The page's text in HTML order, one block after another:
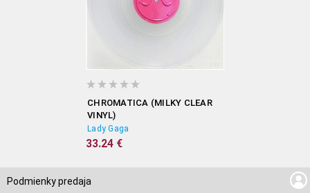
CHROMATICA (MILKY CLEAR
VINYL)
Lady Gaga
33.24 €
Podmienky predaja